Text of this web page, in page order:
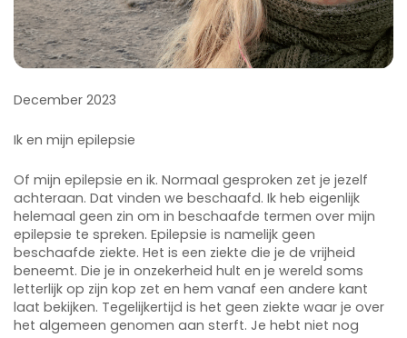
December 2023
Ik en mijn epilepsie
Of mijn epilepsie en ik. Normaal gesproken zet je jezelf
achteraan. Dat vinden we beschaafd. Ik heb eigenlijk
helemaal geen zin om in beschaafde termen over mijn
epilepsie te spreken. Epilepsie is namelijk geen
beschaafde ziekte. Het is een ziekte die je de vrijheid
beneemt. Die je in onzekerheid hult en je wereld soms
letterlijk op zijn kop zet en hem vanaf een andere kant
laat bekijken. Tegelijkertijd is het geen ziekte waar je over
het algemeen genomen aan sterft. Je hebt niet nog